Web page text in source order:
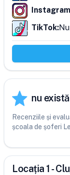
Instagram
TikTok:
nu
Recenziile și
școala de șoferi
Locația 1 -